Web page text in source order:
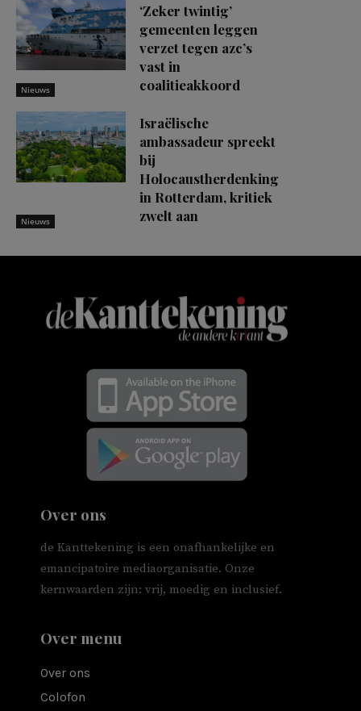
Nieuws
‘Zeker twintig’
gemeenten leggen
verzet tegen azc’s
vast in
coalitieakkoord
Nieuws
Israëlische
ambassadeur spreekt
bij
Holocaustherdenking
in Rotterdam, kritiek
zwelt aan
Over ons
de Kanttekening is een onafhankelijke en
emancipatoire mediaorganisatie. Onze
kernwaarden zijn: vrij, moedig en inclusief.
Over menu
Over ons
Colofon